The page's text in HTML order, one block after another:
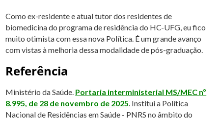
Como ex-residente e atual tutor dos residentes de
biomedicina do programa de residência do HC-UFG, eu fico
muito otimista com essa nova Política. É um grande avanço
com vistas à melhoria dessa modalidade de pós-graduação.
Referência
Ministério da Saúde. Portaria interministerial MS/MEC nº
8.995, de 28 de novembro de 2025 . Institui a Política
Nacional de Residências em Saúde - PNRS no âmbito do